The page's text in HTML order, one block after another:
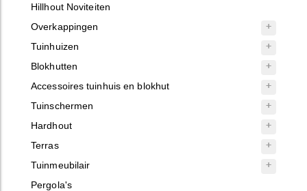
Hillhout Noviteiten
Overkappingen
Tuinhuizen
Blokhutten
Accessoires tuinhuis en blokhut
Tuinschermen
Hardhout
Terras
Tuinmeubilair
Pergola's